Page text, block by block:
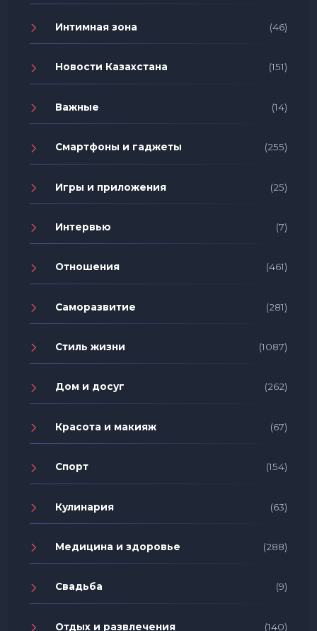
Интимная зона (46)
Новости Казахстана (151)
Важные (14)
Смартфоны и гаджеты (255)
Игры и приложения (25)
Интервью (7)
Отношения (461)
Саморазвитие (281)
Стиль жизни (1087)
Дом и досуг (262)
Красота и макияж (67)
Спорт (154)
Кулинария (63)
Медицина и здоровье (288)
Свадьба (9)
Отдых и развлечения (140)